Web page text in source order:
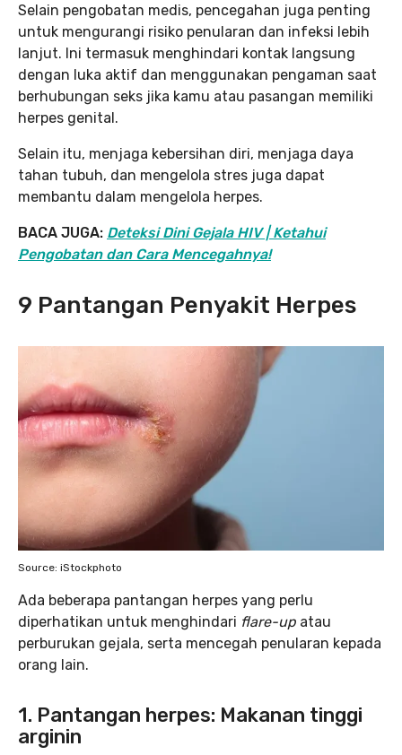
Selain pengobatan medis, pencegahan juga penting
untuk mengurangi risiko penularan dan infeksi lebih
lanjut. Ini termasuk menghindari kontak langsung
dengan luka aktif dan menggunakan pengaman saat
berhubungan seks jika kamu atau pasangan memiliki
herpes genital.
Selain itu, menjaga kebersihan diri, menjaga daya
tahan tubuh, dan mengelola stres juga dapat
membantu dalam mengelola herpes.
BACA JUGA: Deteksi Dini Gejala HIV | Ketahui
Pengobatan dan Cara Mencegahnya!
9 Pantangan Penyakit Herpes
Source: iStockphoto
Ada beberapa pantangan herpes yang perlu
diperhatikan untuk menghindari flare-up atau
perburukan gejala, serta mencegah penularan kepada
orang lain.
1. Pantangan herpes: Makanan tinggi
arginin